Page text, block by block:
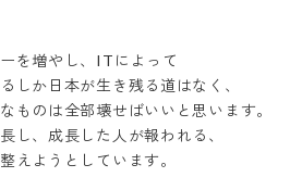
を増やし、ITによって
しか日本が生き残る道はなく、
ものは全部壊せばいいと思います。
し、成長した人が報われる、
えようとしています。